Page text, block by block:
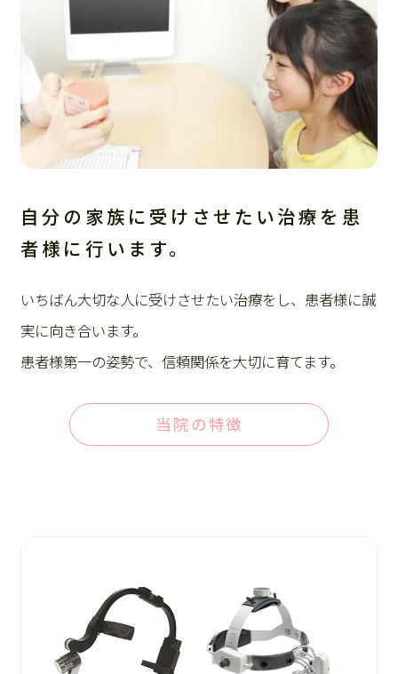
自分の家族に受けさせたい治療を患
者様に行います。
いちばん大切な人に受けさせたい治療をし、患者様に誠
実に向き合います。
患者様第一の姿勢で、信頼関係を大切に育てます。
当院の特徴